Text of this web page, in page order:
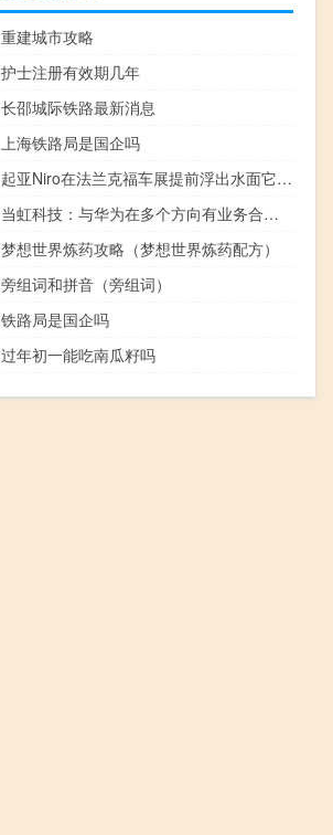
重建城市攻略
护士注册有效期几年
长邵城际铁路最新消息
上海铁路局是国企吗
起亚Niro在法兰克福车展提前浮出水面它正式亮相
当虹科技：与华为在多个方向有业务合作是华为星闪联盟成员
梦想世界炼药攻略（梦想世界炼药配方）
旁组词和拼音（旁组词）
铁路局是国企吗
过年初一能吃南瓜籽吗